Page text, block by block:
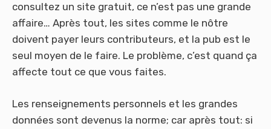
consultez un site gratuit, ce n’est pas une grande
affaire… Après tout, les sites comme le nôtre
doivent payer leurs contributeurs, et la pub est le
seul moyen de le faire. Le problème, c’est quand ça
affecte tout ce que vous faites.
Les renseignements personnels et les grandes
données sont devenus la norme; car après tout: si